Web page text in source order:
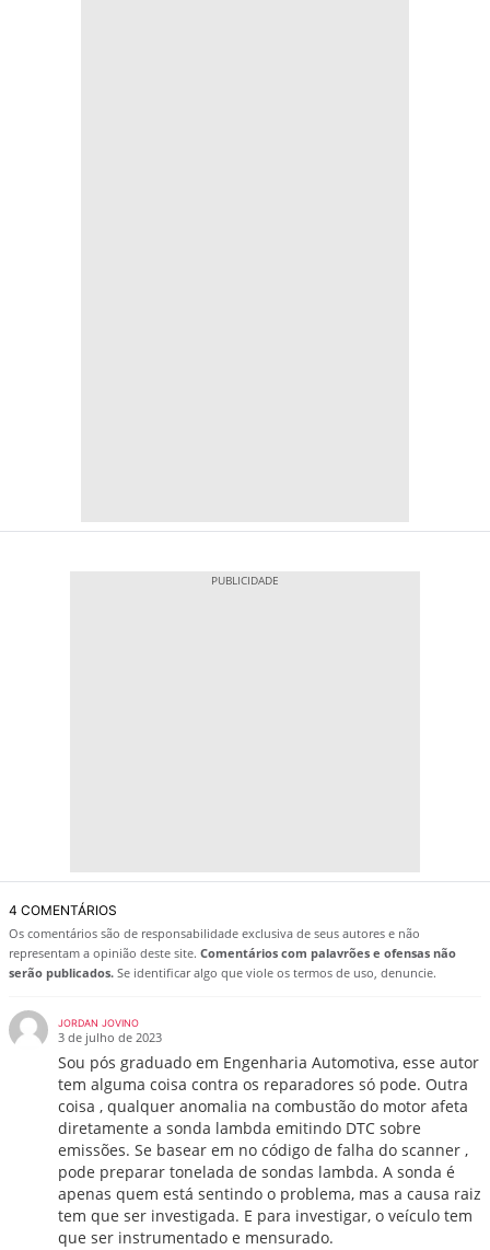
4 COMENTÁRIOS
Os comentários são de responsabilidade exclusiva de seus autores e não
representam a opinião deste site. Comentários com palavrões e ofensas não
serão publicados. Se identificar algo que viole os termos de uso, denuncie.
JORDAN JOVINO
3 de julho de 2023
Sou pós graduado em Engenharia Automotiva, esse autor
tem alguma coisa contra os reparadores só pode. Outra
coisa , qualquer anomalia na combustão do motor afeta
diretamente a sonda lambda emitindo DTC sobre
emissões. Se basear em no código de falha do scanner ,
pode preparar tonelada de sondas lambda. A sonda é
apenas quem está sentindo o problema, mas a causa raiz
tem que ser investigada. E para investigar, o veículo tem
que ser instrumentado e mensurado.